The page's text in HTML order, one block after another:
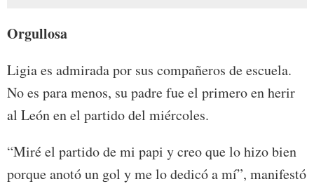
Orgullosa
Ligia es admirada por sus compañeros de escuela.
No es para menos, su padre fue el primero en herir
al León en el partido del miércoles.
“Miré el partido de mi papi y creo que lo hizo bien
porque anotó un gol y me lo dedicó a mí”, manifestó